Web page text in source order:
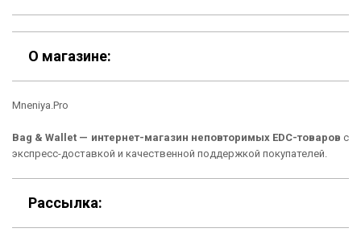
Контакты
Шоурум
Материалы
Подарочные сертификаты
О нас
Скидки
Кошельки
Сумки
О магазине:
Mneniya.Pro
Bag & Wallet — интернет-магазин неповторимых EDC-товаров с
экспресс-доставкой и качественной поддержкой покупателей.
Рассылка: